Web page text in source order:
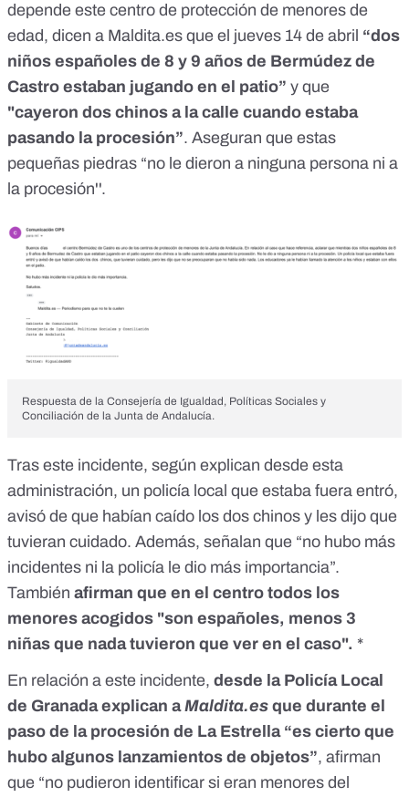
depende este centro de protección de menores de
edad, dicen a Maldita.es que el jueves 14 de abril “dos
niños españoles de 8 y 9 años de Bermúdez de
Castro estaban jugando en el patio” y que
"cayeron dos chinos a la calle cuando estaba
pasando la procesión”. Aseguran que estas
pequeñas piedras “no le dieron a ninguna persona ni a
la procesión''.
Respuesta de la Consejería de Igualdad, Políticas Sociales y
Conciliación de la Junta de Andalucía.
Tras este incidente, según explican desde esta
administración, un policía local que estaba fuera entró,
avisó de que habían caído los dos chinos y les dijo que
tuvieran cuidado. Además, señalan que “no hubo más
incidentes ni la policía le dio más importancia”.
También afirman que en el centro todos los
menores acogidos "son españoles, menos 3
niñas que nada tuvieron que ver en el caso". *
En relación a este incidente, desde la Policía Local
de Granada explican aMaldita.es que durante el
paso de la procesión de La Estrella “es cierto que
hubo algunos lanzamientos de objetos”, afirman
que “no pudieron identificar si eran menores del